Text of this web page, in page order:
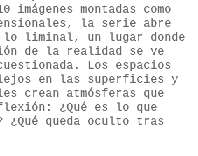
imágenes montadas como
la serie abre
liminal, un lugar donde
de la realidad se ve
Los espacios
en las superficies y
crean atmósferas que
¿Qué es lo que
¿Qué queda oculto tras